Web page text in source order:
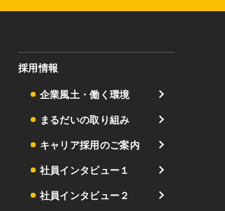
採用情報
企業風土・働く環境
まるだいの取り組み
キャリア採用のご案内
社員インタビュー１
社員インタビュー２